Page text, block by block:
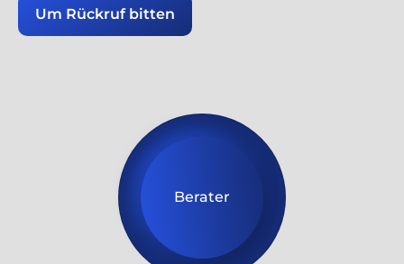
Um Rückruf bitten
Berater